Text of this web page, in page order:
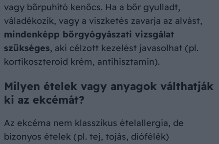
vagy bőrpuhító kenőcs. Ha a bőr gyulladt,
váladékozik, vagy a viszketés zavarja az alvást,
mindenképp bőrgyógyászati vizsgálat
szükséges, aki célzott kezelést javasolhat (pl.
kortikoszteroid krém, antihisztamin).
Milyen ételek vagy anyagok válthatják
ki az ekcémát?
Az ekcéma nem klasszikus ételallergia, de
bizonyos ételek (pl. tej, tojás, diófélék)